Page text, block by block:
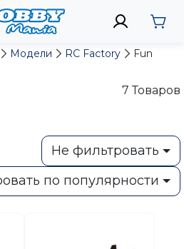
Модели RC Factory Fun
7 Товаров
Не фильтровать
по популярности